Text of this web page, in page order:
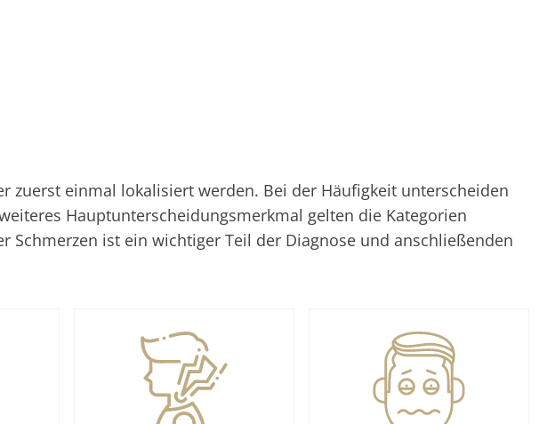
zuerst einmal lokalisiert werden. Bei der Häufigkeit unterscheiden
Hauptunterscheidungsmerkmal gelten die Kategorien
Schmerzen ist ein wichtiger Teil der Diagnose und anschließenden